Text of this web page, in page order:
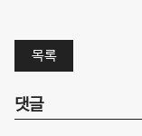
목록
댓글